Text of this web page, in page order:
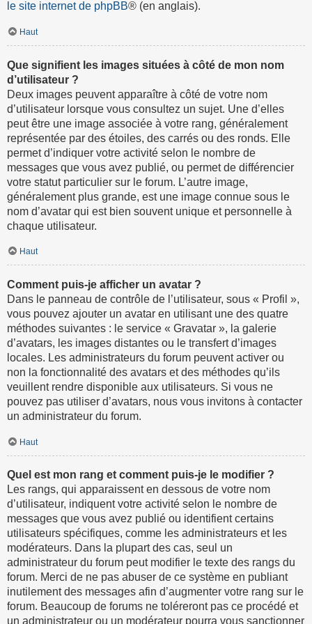
le site internet de phpBB® (en anglais).
Haut
Que signifient les images situées à côté de mon nom
d’utilisateur ?
Deux images peuvent apparaître à côté de votre nom
d’utilisateur lorsque vous consultez un sujet. Une d’elles
peut être une image associée à votre rang, généralement
représentée par des étoiles, des carrés ou des ronds. Elle
permet d’indiquer votre activité selon le nombre de
messages que vous avez publié, ou permet de différencier
votre statut particulier sur le forum. L’autre image,
généralement plus grande, est une image connue sous le
nom d’avatar qui est bien souvent unique et personnelle à
chaque utilisateur.
Haut
Comment puis-je afficher un avatar ?
Dans le panneau de contrôle de l’utilisateur, sous « Profil »,
vous pouvez ajouter un avatar en utilisant une des quatre
méthodes suivantes : le service « Gravatar », la galerie
d’avatars, les images distantes ou le transfert d’images
locales. Les administrateurs du forum peuvent activer ou
non la fonctionnalité des avatars et des méthodes qu’ils
veuillent rendre disponible aux utilisateurs. Si vous ne
pouvez pas utiliser d’avatars, nous vous invitons à contacter
un administrateur du forum.
Haut
Quel est mon rang et comment puis-je le modifier ?
Les rangs, qui apparaissent en dessous de votre nom
d’utilisateur, indiquent votre activité selon le nombre de
messages que vous avez publié ou identifient certains
utilisateurs spécifiques, comme les administrateurs et les
modérateurs. Dans la plupart des cas, seul un
administrateur du forum peut modifier le texte des rangs du
forum. Merci de ne pas abuser de ce système en publiant
inutilement des messages afin d’augmenter votre rang sur le
forum. Beaucoup de forums ne toléreront pas ce procédé et
un administrateur ou un modérateur pourra vous sanctionner